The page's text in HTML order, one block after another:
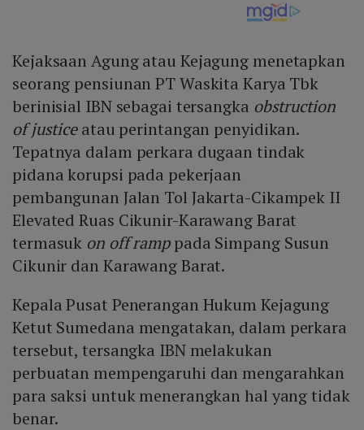
Kejaksaan Agung atau Kejagung menetapkan
seorang pensiunan PT Waskita Karya Tbk
berinisial IBN sebagai tersangka obstruction
of justiceatau perintangan penyidikan.
Tepatnya dalam perkara dugaan tindak
pidana korupsi pada pekerjaan
pembangunan Jalan Tol Jakarta-Cikampek II
Elevated Ruas Cikunir-Karawang Barat
termasuk on off ramppada Simpang Susun
Cikunir dan Karawang Barat.
Kepala Pusat Penerangan Hukum Kejagung
Ketut Sumedana mengatakan, dalam perkara
tersebut, tersangka IBN melakukan
perbuatan mempengaruhi dan mengarahkan
para saksi untuk menerangkan hal yang tidak
benar.